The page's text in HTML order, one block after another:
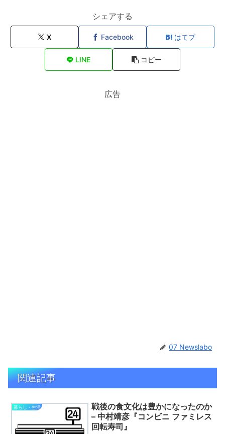
シェアする
X Facebook はてブ
LINE コピー
広告
07 Newslabo
関連記事
暮らし・生活
戦後の食文化は豊かになったのか
– 中村靖彦『コンビニ ファミレス
回転寿司』